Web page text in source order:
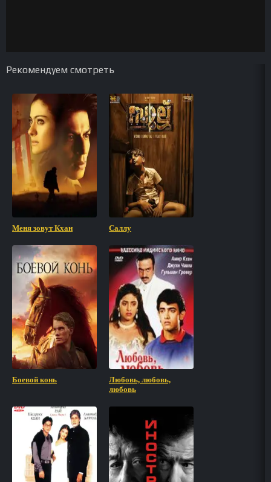
Рекомендуем смотреть
Меня зовут Кхан Саллу
Боевой конь
Любовь, любовь,
любовь